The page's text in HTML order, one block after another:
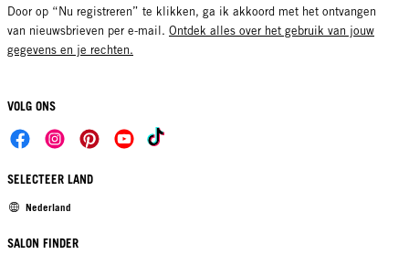
Door op “Nu registreren” te klikken, ga ik akkoord met het ontvangen
van nieuwsbrieven per e-mail. Ontdek alles over het gebruik van jouw
gegevens en je rechten.
VOLG ONS
SELECTEER LAND
Nederland
SALON FINDER